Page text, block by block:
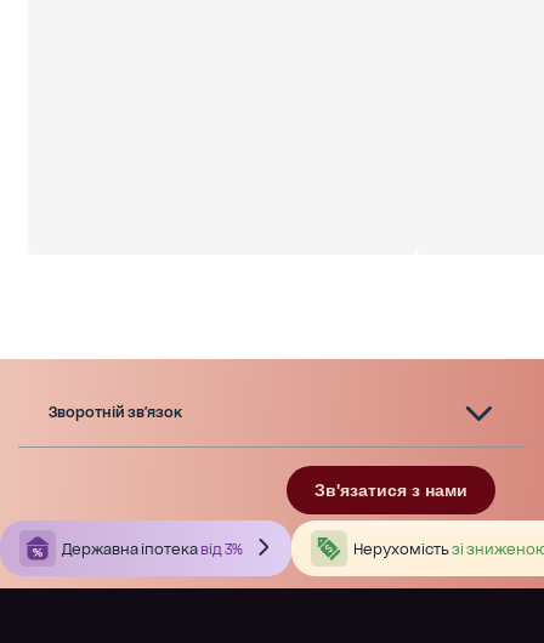
Зворотній зв'язок
Зв'язатися з нами
Державна іпотека від 3% Нерухомістьзі